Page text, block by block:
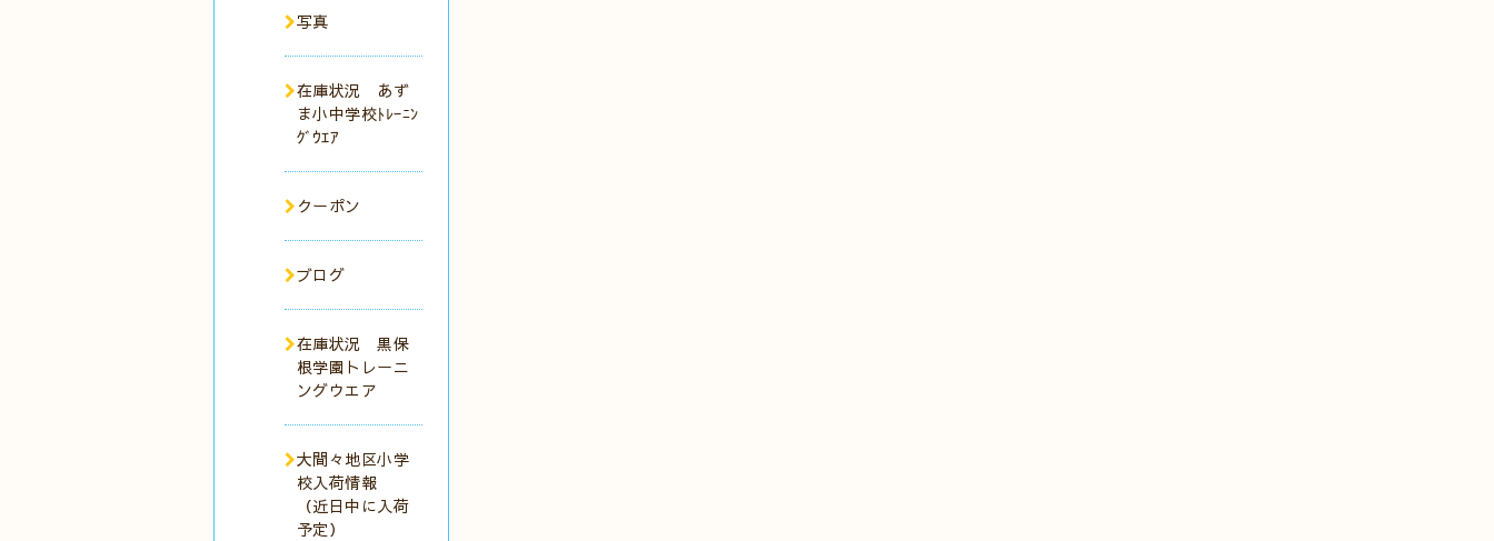
写真
在庫状況 あず
ま小中学校ﾄﾚｰﾆﾝ
ｸﾞｳｴｱ
クーポン
ブログ
在庫状況 黒保
根学園トレーニ
ングウエア
大間々地区小学
校入荷情報
（近日中に入荷
予定）